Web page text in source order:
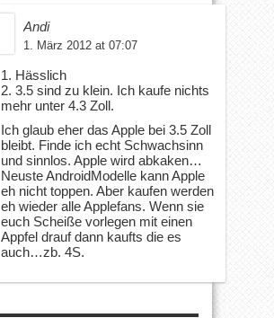
Andi
1. März 2012 at 07:07
1. Hässlich
2. 3.5 sind zu klein. Ich kaufe nichts
mehr unter 4.3 Zoll.
Ich glaub eher das Apple bei 3.5 Zoll
bleibt. Finde ich echt Schwachsinn
und sinnlos. Apple wird abkaken…
Neuste AndroidModelle kann Apple
eh nicht toppen. Aber kaufen werden
eh wieder alle Applefans. Wenn sie
euch Scheiße vorlegen mit einen
Appfel drauf dann kaufts die es
auch…zb. 4S.